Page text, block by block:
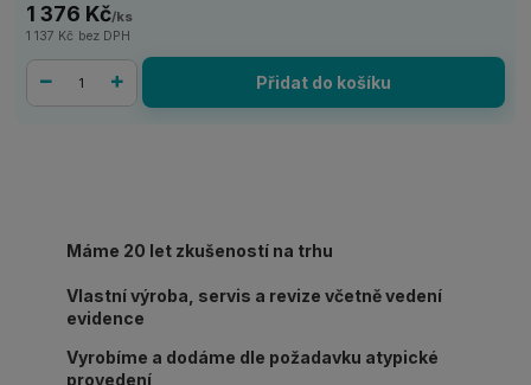
1 376 Kč/ks
1 137 Kč bez DPH
Přidat do košíku
Máme 20 let zkušeností na trhu
Vlastní výroba, servis a revize včetně vedení
evidence
Vyrobíme a dodáme dle požadavku atypické
provedení